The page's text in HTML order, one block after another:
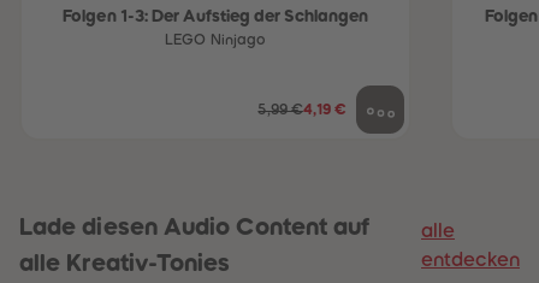
Folgen 1-3: Der Aufstieg der Schlangen
LEGO Ninjago
5,99 €4,19 €
Lade diesen Audio Content auf
alle Kreativ-Tonies
alle
entdecken